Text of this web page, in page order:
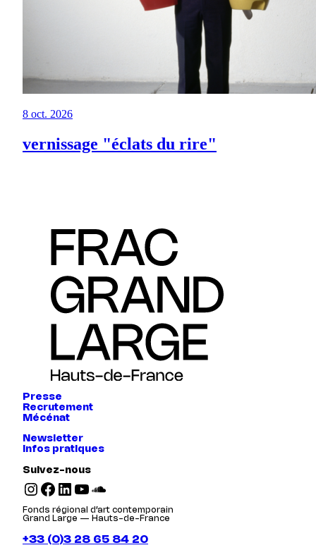
8 oct. 2026
vernissage "éclats du rire"
Presse
Recrutement
Mécénat
Newsletter
Infos pratiques
Suivez-nous
Instagram Facebook LinkedIn YouTube SoundCloud
Fonds régional d’art contemporain
Grand Large — Hauts-de-France
+33 (0)3 28 65 84 20